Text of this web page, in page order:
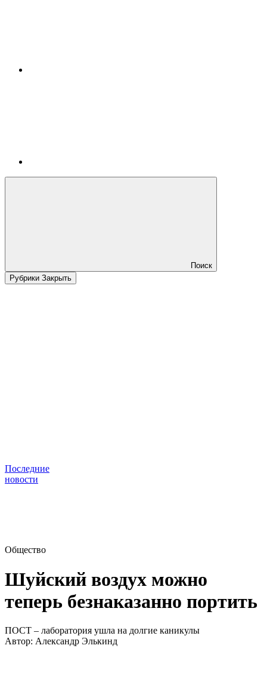
Поиск
Рубрики Закрыть
Последние
новости
Общество
Шуйский воздух можно
теперь безнаказанно портить
ПОСТ – лаборатория ушла на долгие каникулы
Автор: Александр Элькинд